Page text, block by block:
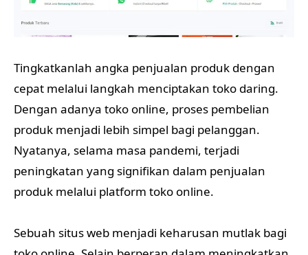
Tingkatkanlah angka penjualan produk dengan
cepat melalui langkah menciptakan toko daring.
Dengan adanya toko online, proses pembelian
produk menjadi lebih simpel bagi pelanggan.
Nyatanya, selama masa pandemi, terjadi
peningkatan yang signifikan dalam penjualan
produk melalui platform toko online.
Sebuah situs web menjadi keharusan mutlak bagi